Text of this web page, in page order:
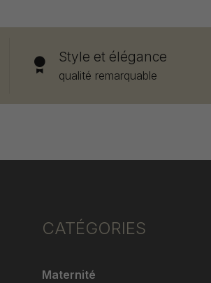
Style et élégance
qualité remarquable
CATÉGORIES
Maternité